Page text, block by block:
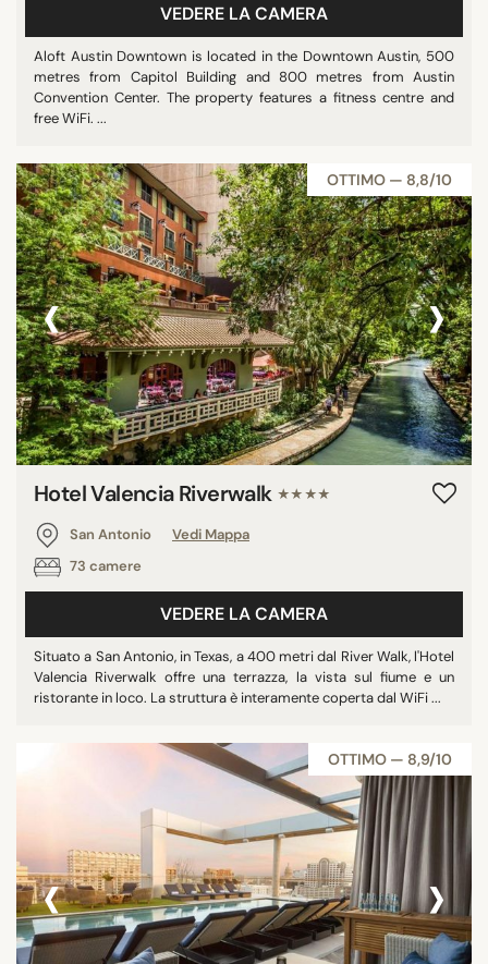
VEDERE LA CAMERA
Aloft Austin Downtown is located in the Downtown Austin, 500
metres from Capitol Building and 800 metres from Austin
Convention Center. The property features a fitness centre and
free WiFi. ...
OTTIMO — 8,8/10
‹ ›
Hotel Valencia Riverwalk ★★★★
San Antonio
Vedi Mappa
73 camere
VEDERE LA CAMERA
Situato a San Antonio, in Texas, a 400 metri dal River Walk, l'Hotel
Valencia Riverwalk offre una terrazza, la vista sul fiume e un
ristorante in loco. La struttura è interamente coperta dal WiFi ...
OTTIMO — 8,9/10
‹ ›